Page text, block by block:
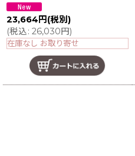
23,664 円 (税別)
(税込: 26,030円)
在庫なし お取り寄せ